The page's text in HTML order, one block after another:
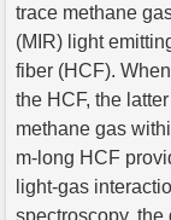
trace methane
(MIR) light
fiber (HCF).
the HCF, the
methane gas
m-long HCF
light-gas
spectroscopy,